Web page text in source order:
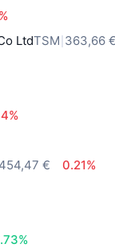
LtdTSM 363,66
454,47 €
0.21%